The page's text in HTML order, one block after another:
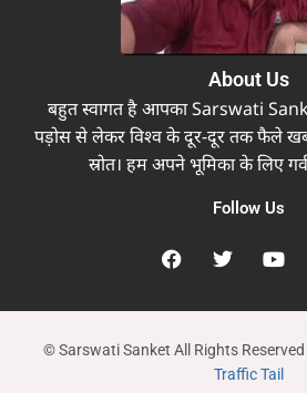
About Us
बहुत स्वागत है आपका Sarswati
पड़ोस से लेकर विश्व के दूर-दूर तक फैले
स्रोत। हम अपने भूमिका के लिए
Follow Us
© Sarswati Sanket All Rights Reserved
Traffic Tail